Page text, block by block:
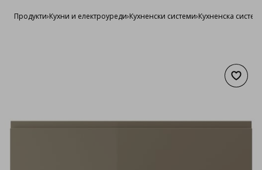
Продукти›Кухни и електроуреди›Кухненски системи›Кухненска